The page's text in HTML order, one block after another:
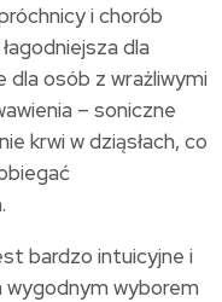
i chorób
dla
dla osób z wrażliwymi
– soniczne
krwi w dziąsłach, co
bardzo intuicyjne i
wygodnym wyborem